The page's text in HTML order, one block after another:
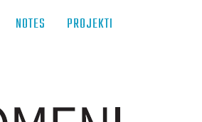
NOTES PROJEKTI